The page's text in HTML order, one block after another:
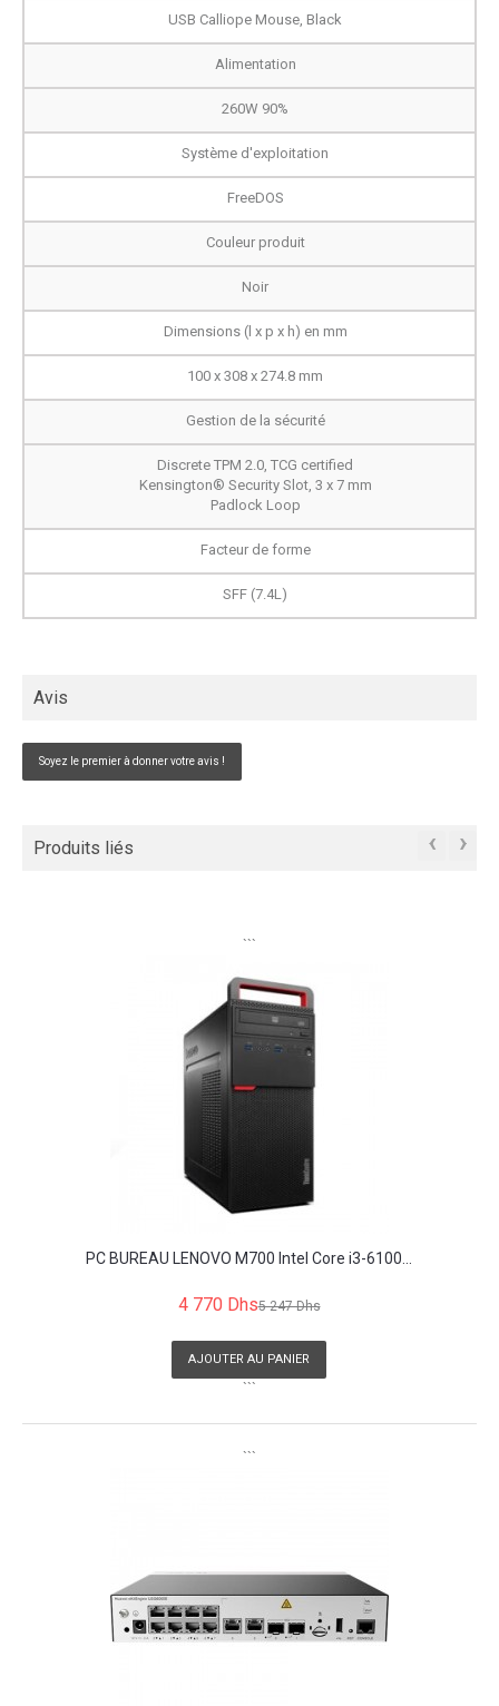
USB Calliope Mouse, Black
Alimentation
260W 90%
Système d'exploitation
FreeDOS
Couleur produit
Noir
Dimensions (l x p x h) en mm
100 x 308 x 274.8 mm
Gestion de la sécurité
Discrete TPM 2.0, TCG certified
Kensington® Security Slot, 3 x 7 mm
Padlock Loop
Facteur de forme
SFF (7.4L)
Avis
Soyez le premier à donner votre avis !
Produits liés ‹ ›
```
PC BUREAU LENOVO M700 Intel Core i3-6100...
4 770 Dhs5 247 Dhs
AJOUTER AU PANIER
```
```